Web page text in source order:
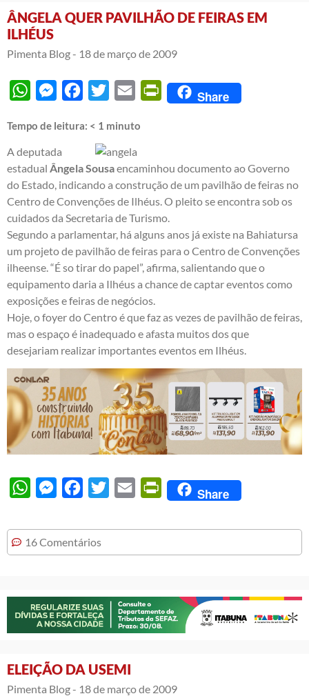
ÂNGELA QUER PAVILHÃO DE FEIRAS EM
ILHÉUS
Pimenta Blog - 18 de março de 2009
WhatsAppMessengerFacebook
Twitter Email PrintFriendly
Share
Tempo de leitura: < 1 minuto
A deputada
estadual Ângela Sousaencaminhou documento ao Governo
do Estado, indicando a construção de um pavilhão de feiras no
Centro de Convenções de Ilhéus. O pleito se encontra sob os
cuidados da Secretaria de Turismo.
Segundo a parlamentar, há alguns anos já existe na Bahiatursa
um projeto de pavilhão de feiras para o Centro de Convenções
ilheense. “É so tirar do papel”, afirma, salientando que o
equipamento daria a Ilhéus a chance de captar eventos como
exposições e feiras de negócios.
Hoje, o foyer do Centro é que faz as vezes de pavilhão de feiras,
mas o espaço é inadequado e afasta muitos dos que
desejariam realizar importantes eventos em Ilhéus.
WhatsAppMessengerFacebook
Twitter Email PrintFriendly
Share
16 Comentários
ELEIÇÃO DA USEMI
Pimenta Blog - 18 de março de 2009